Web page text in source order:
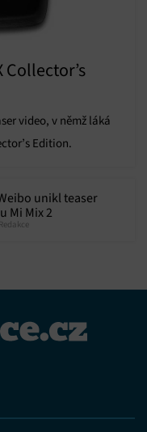
Collector’s
video, v němž láká
Edition.
unikl teaser
Mi Mix 2
Redakce